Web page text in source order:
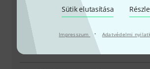
Sütik elutasítása
Impresszum · Adatvédelmi
Nyitvatartási idő (CEST - Közép-
nyári időszámítás)